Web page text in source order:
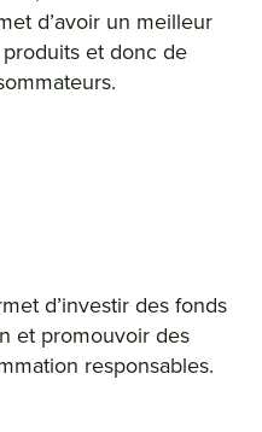
d’avoir un meilleur
et donc de
d’investir des fonds
et promouvoir des
responsables.